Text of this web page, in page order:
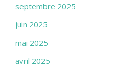
septembre 2025
juin 2025
mai 2025
avril 2025